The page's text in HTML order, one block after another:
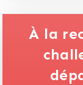
À la